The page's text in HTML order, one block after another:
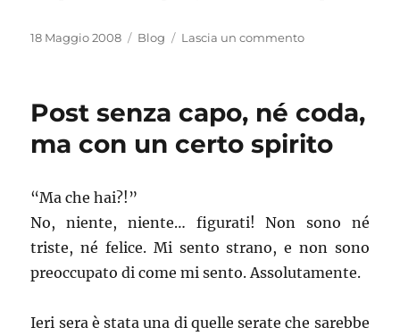
Pubblicato
18 Maggio 2008 Categorie
Blog Lascia un commentosu
Post senza capo, né coda,
ma con un certo spirito
“Ma che hai?!”
No, niente, niente… figurati! Non sono né
triste, né felice. Mi sento strano, e non sono
preoccupato di come mi sento. Assolutamente.
Ieri sera è stata una di quelle serate che sarebbe